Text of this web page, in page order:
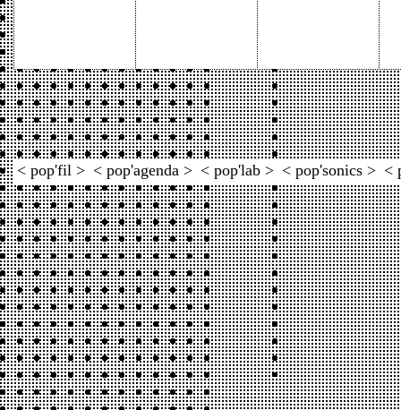
< pop'fil > < pop'agenda > < pop'lab > < pop'sonics > <